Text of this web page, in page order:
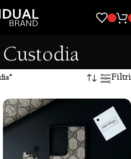
Custodia
Filtri